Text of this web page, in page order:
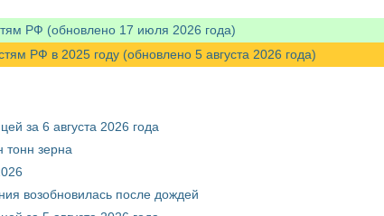
РФ (обновлено 17 июля 2026 года)
РФ в 2025 году (обновлено 5 августа 2026 года)
за 6 августа 2026 года
тонн зерна
возобновилась после дождей